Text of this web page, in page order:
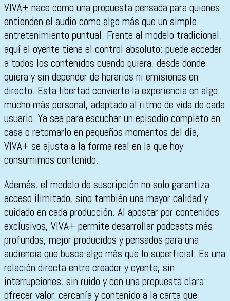
VIVA+ nace como una propuesta pensada para quienes
entienden el audio como algo más que un simple
entretenimiento puntual. Frente al modelo tradicional,
aquí el oyente tiene el control absoluto: puede acceder
a todos los contenidos cuando quiera, desde donde
quiera y sin depender de horarios ni emisiones en
directo. Esta libertad convierte la experiencia en algo
mucho más personal, adaptado al ritmo de vida de cada
usuario. Ya sea para escuchar un episodio completo en
casa o retomarlo en pequeños momentos del día,
VIVA+ se ajusta a la forma real en la que hoy
consumimos contenido.
Además, el modelo de suscripción no solo garantiza
acceso ilimitado, sino también una mayor calidad y
cuidado en cada producción. Al apostar por contenidos
exclusivos, VIVA+ permite desarrollar podcasts más
profundos, mejor producidos y pensados para una
audiencia que busca algo más que lo superficial. Es una
relación directa entre creador y oyente, sin
interrupciones, sin ruido y con una propuesta clara:
ofrecer valor, cercanía y contenido a la carta que